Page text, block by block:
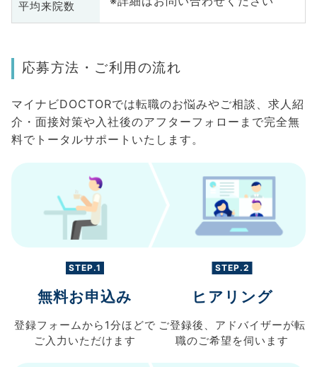
平均来院数
応募方法・ご利用の流れ
マイナビDOCTORでは転職のお悩みやご相談、求人紹
介・面接対策や入社後のアフターフォローまで完全無
料でトータルサポートいたします。
STEP.1
無料お申込み
登録フォームから 1分ほどで
ご入力 いただけます
STEP.2
ヒアリング
ご登録後、 アドバイザーが転
職のご希望を伺います